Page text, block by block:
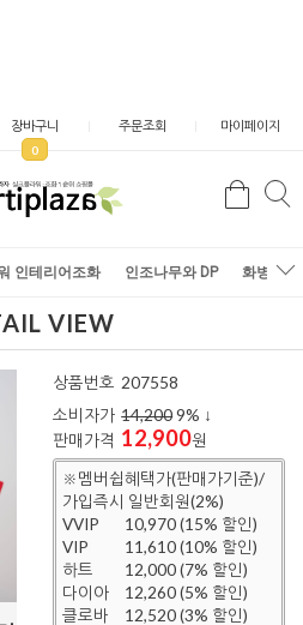
장바구니
0
주문조회 마이페이지
검
인테리어조화 인조나무와 DP 화병/화
VIEW
상품번호 207558
소비자가 14,2009% ↓
판매가격 12,900원
※멤버쉽혜택가(판매가기준)/
가입즉시 일반회원(2%)
VVIP
10,970 (15% 할인)
VIP
11,610 (10% 할인)
하트
12,000 (7% 할인)
다이아
12,260 (5% 할인)
클로바
12,520 (3% 할인)